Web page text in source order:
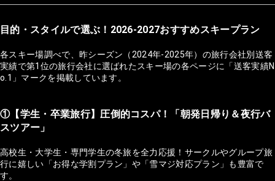
目的・スタイルで選ぶ！2026-2027おすすめスキープラン
各スキー場調べで、昨シーズン（2024年-2025年）の旅行会社別送客
実績で第1位の旅行会社に選ばれたスキー場の各ページに「送客実績N
o.1」マークを掲載しています。
①【学生・卒業旅行】圧倒的コスパ！「朝発日帰り＆夜行バ
スツアー」
高校生・大学生・専門学生の冬旅を全力応援！サークルやグループ旅
行に嬉しい「お得な学割プラン」や「雪マジ対応プラン」も豊富で
す。